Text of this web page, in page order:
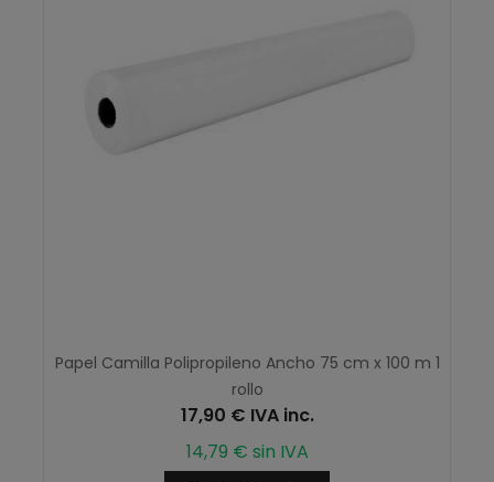
Papel Camilla Polipropileno Ancho 75 cm x 100 m 1
rollo
17,90 € IVA inc.
14,79 € sin IVA